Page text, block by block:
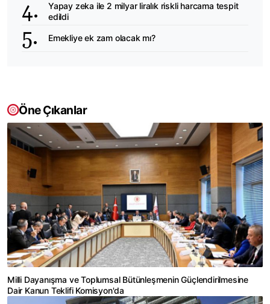
Yapay zeka ile 2 milyar liralık riskli harcama tespit
edildi
Emekliye ek zam olacak mı?
Öne Çıkanlar
Milli Dayanışma ve Toplumsal Bütünleşmenin Güçlendirilmesine
Dair Kanun Teklifi Komisyon'da